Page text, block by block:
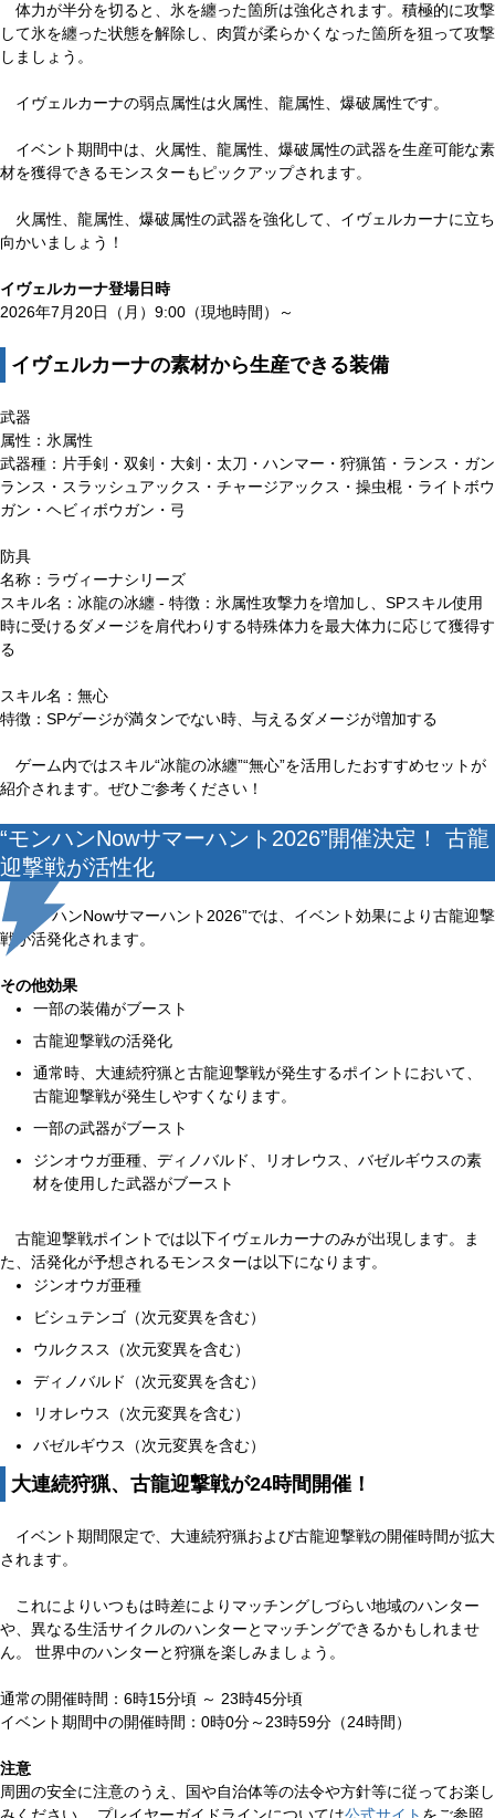
体力が半分を切ると、氷を纏った箇所は強化されます。積極的に攻撃
して氷を纏った状態を解除し、肉質が柔らかくなった箇所を狙って攻撃
しましょう。
イヴェルカーナの弱点属性は火属性、龍属性、爆破属性です。
イベント期間中は、火属性、龍属性、爆破属性の武器を生産可能な素
材を獲得できるモンスターもピックアップされます。
火属性、龍属性、爆破属性の武器を強化して、イヴェルカーナに立ち
向かいましょう！
イヴェルカーナ登場日時
2026年7月20日（月）9:00（現地時間）～
イヴェルカーナの素材から生産できる装備
武器
属性：氷属性
武器種：片手剣・双剣・大剣・太刀・ハンマー・狩猟笛・ランス・ガン
ランス・スラッシュアックス・チャージアックス・操虫棍・ライトボウ
ガン・ヘビィボウガン・弓
防具
名称：ラヴィーナシリーズ
スキル名：冰龍の冰纏 - 特徴：氷属性攻撃力を増加し、SPスキル使用
時に受けるダメージを肩代わりする特殊体力を最大体力に応じて獲得す
る
スキル名：無心
特徴：SPゲージが満タンでない時、与えるダメージが増加する
ゲーム内ではスキル“冰龍の冰纏”“無心”を活用したおすすめセットが
紹介されます。ぜひご参考ください！
“モンハンNowサマーハント2026”開催決定！ 古龍
迎撃戦が活性化
“モンハンNowサマーハント2026”では、イベント効果により古龍迎撃
戦が活発化されます。
その他効果
一部の装備がブースト
古龍迎撃戦の活発化
通常時、大連続狩猟と古龍迎撃戦が発生するポイントにおいて、
古龍迎撃戦が発生しやすくなります。
一部の武器がブースト
ジンオウガ亜種、ディノバルド、リオレウス、バゼルギウスの素
材を使用した武器がブースト
古龍迎撃戦ポイントでは以下イヴェルカーナのみが出現します。ま
た、活発化が予想されるモンスターは以下になります。
ジンオウガ亜種
ビシュテンゴ（次元変異を含む）
ウルクスス（次元変異を含む）
ディノバルド（次元変異を含む）
リオレウス（次元変異を含む）
バゼルギウス（次元変異を含む）
大連続狩猟、古龍迎撃戦が24時間開催！
イベント期間限定で、大連続狩猟および古龍迎撃戦の開催時間が拡大
されます。
これによりいつもは時差によりマッチングしづらい地域のハンター
や、異なる生活サイクルのハンターとマッチングできるかもしれませ
ん。 世界中のハンターと狩猟を楽しみましょう。
通常の開催時間：6時15分頃 ～ 23時45分頃
イベント期間中の開催時間：0時0分～23時59分（24時間）
注意
周囲の安全に注意のうえ、国や自治体等の法令や方針等に従ってお楽し